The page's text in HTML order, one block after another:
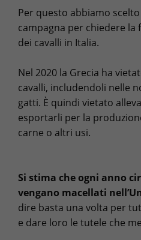
Per questo abbiamo
campagna per chiedere la
dei cavalli in Italia.
Nel 2020 la Grecia ha
cavalli, includendoli nelle
gatti. È quindi vietato
esportarli per la
carne o altri usi.
Si stima che ogni anno
vengano macellati
dire basta una volta per
e dare loro le tutele che